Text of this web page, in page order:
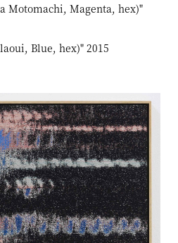
Motomachi, Magenta, hex)"
Blue, hex)" 2015